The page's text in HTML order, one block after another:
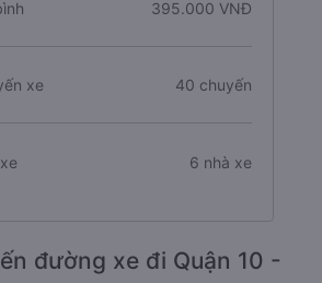
395.000 VNĐ
xe 40 chuyến
6 nhà xe
đường xe đi Quận 10 -